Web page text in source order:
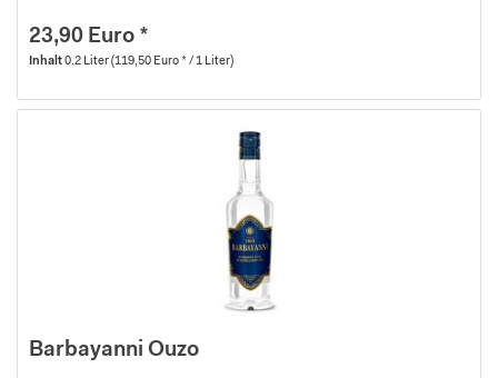
23,90 Euro *
Inhalt0.2 Liter(119,50 Euro * / 1 Liter)
Barbayanni Ouzo